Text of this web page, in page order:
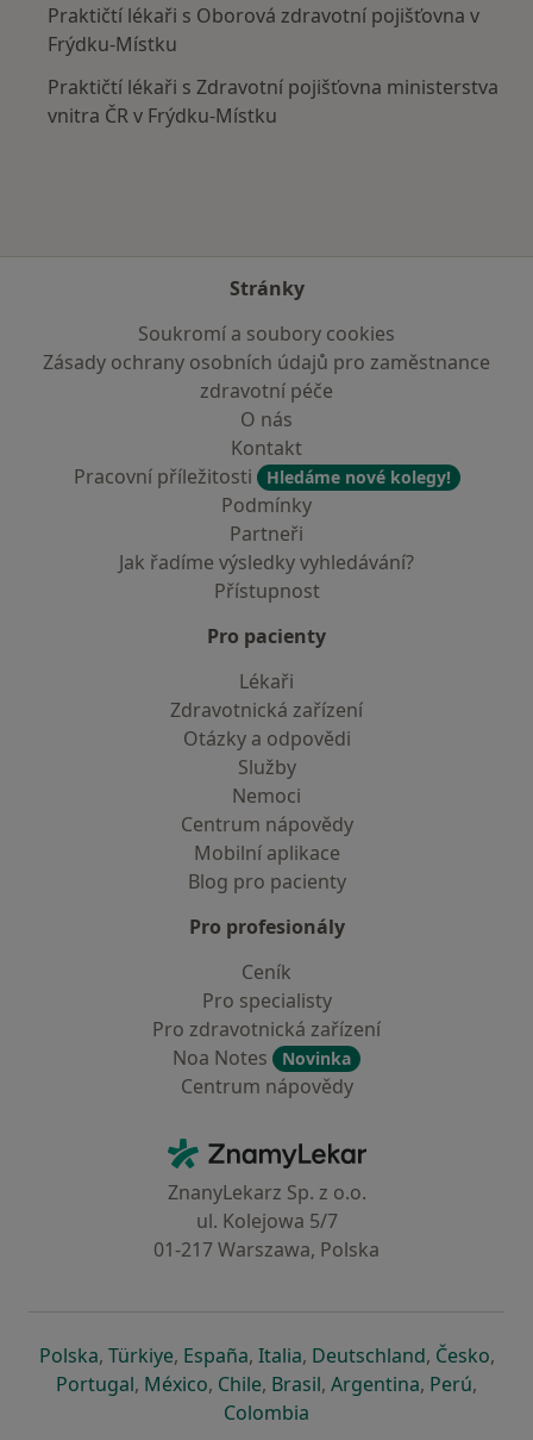
Praktičtí lékaři s Oborová zdravotní pojišťovna v
Frýdku-Místku
Praktičtí lékaři s Zdravotní pojišťovna ministerstva
vnitra ČR v Frýdku-Místku
Stránky
Soukromí a soubory cookies
Zásady ochrany osobních údajů pro zaměstnance
zdravotní péče
O nás
Kontakt
Pracovní příležitosti
Hledáme nové kolegy!
Podmínky
Partneři
Jak řadíme výsledky vyhledávání?
Přístupnost
Pro pacienty
Lékaři
Zdravotnická zařízení
Otázky a odpovědi
Služby
Nemoci
Centrum nápovědy
Mobilní aplikace
Blog pro pacienty
Pro profesionály
Ceník
Pro specialisty
Pro zdravotnická zařízení
Noa Notes
Novinka
Centrum nápovědy
ZnamyLekar - Hlavní stránka
ZnanyLekarz Sp. z o.o.
ul. Kolejowa 5/7
01-217 Warszawa, Polska
Polskase otevře v nové záložce
, Türkiyese otevře v nové záložce
, Españase otevře v nové záložce
, Italiase otevře v nové záložce
, Deutschlandse otevře v
, Českose
,
Portugalse otevře v nové záložce
, Méxicose otevře v nové záložce
, Chilese otevře v nové záložce
, Brasilse otevře v nové
, Argentinase otevře v
, Perúse
,
Colombia